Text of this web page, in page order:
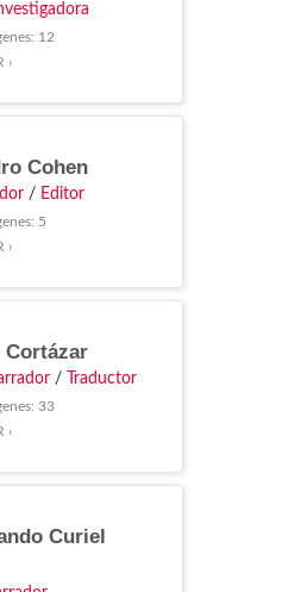
12
›
Cohen
/ Editor
5
›
/ Traductor
33
›
Curiel